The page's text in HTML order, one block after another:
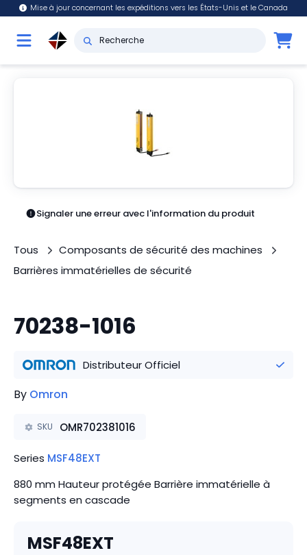
Mise à jour concernant les expéditions vers les États-Unis et le Canada
Signaler une erreur avec l'information du produit
Tous
Composants de sécurité des machines
Barrières immatérielles de sécurité
70238-1016
Distributeur Officiel
By Omron
SKU OMR702381016
Series MSF48EXT
880 mm Hauteur protégée Barrière immatérielle à
segments en cascade
MSF48EXT